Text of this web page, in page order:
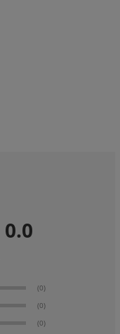
0.0
(0)
(0)
(0)